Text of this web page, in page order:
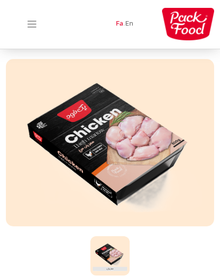
En
.
Fa